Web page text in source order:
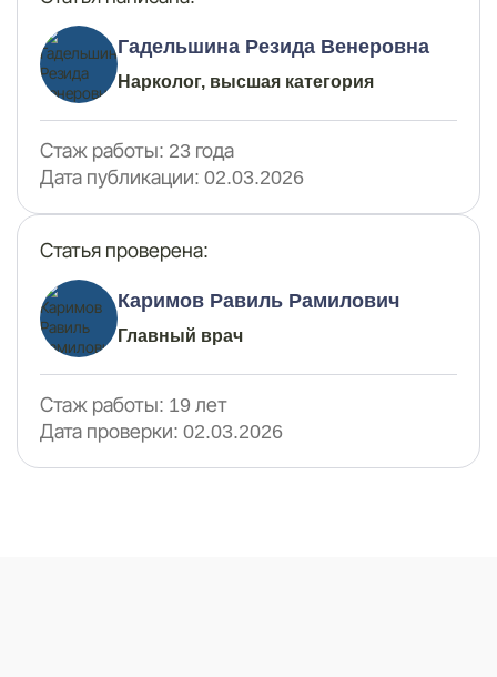
Гадельшина Резида Венеровна
Нарколог, высшая категория
Стаж работы: 23 года
Дата публикации: 02.03.2026
Статья проверена:
Каримов Равиль Рамилович
Главный врач
Стаж работы: 19 лет
Дата проверки: 02.03.2026